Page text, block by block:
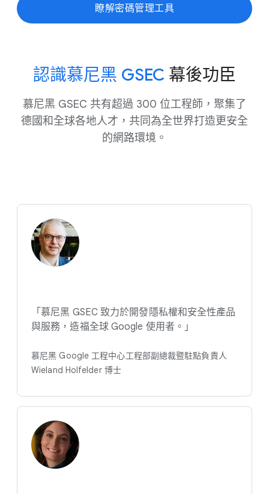
瞭解​密碼​管理​工具
認識​慕尼黑 GSEC 幕​後​功臣
慕尼黑 GSEC 共有​超過 300 位​工程師，​聚集​了​
德國​和​全球​各​地人才，​共同​為​全世界​打造​更​安全​
的​網路​環境。
「慕尼​黑 GSEC 致力​於​開發​隱​私權​和​安全性​產品​
與​服務，​造福​全球 Google 使用者。​」
慕尼黑 Google 工程​中心​工程部​副總裁​暨​駐點​負責​人
Wieland Holfelder 博士